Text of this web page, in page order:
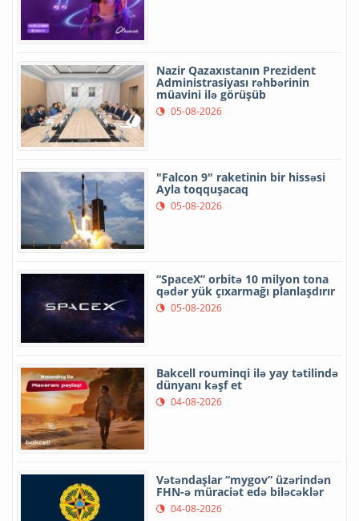
Nazir Qazaxıstanın Prezident
Administrasiyası rəhbərinin
müavini ilə görüşüb
05-08-2026
"Falcon 9" raketinin bir hissəsi
Ayla toqquşacaq
05-08-2026
“SpaceX” orbitə 10 milyon tona
qədər yük çıxarmağı planlaşdırır
05-08-2026
Bakcell rouminqi ilə yay tətilində
dünyanı kəşf et
04-08-2026
Vətəndaşlar “mygov” üzərindən
FHN-ə müraciət edə biləcəklər
04-08-2026